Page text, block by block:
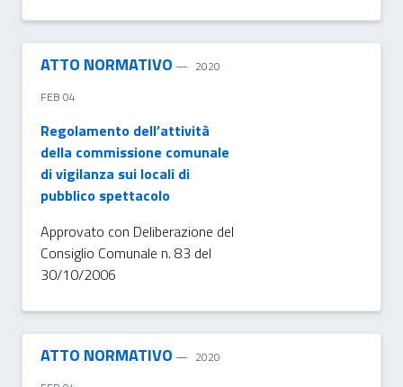
ATTO NORMATIVO
2020
FEB 04
Regolamento dell’attività
della commissione comunale
di vigilanza sui locali di
pubblico spettacolo
Approvato con Deliberazione del
Consiglio Comunale n. 83 del
30/10/2006
ATTO NORMATIVO
2020